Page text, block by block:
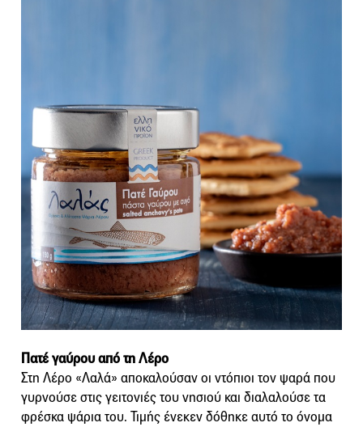
Πατέ γαύρου από τη Λέρο
Στη Λέρο «Λαλά» αποκαλούσαν οι ντόπιοι τον ψαρά που
γυρνούσε στις γειτονιές του νησιού και διαλαλούσε τα
φρέσκα ψάρια του. Τιμής ένεκεν δόθηκε αυτό το όνομα